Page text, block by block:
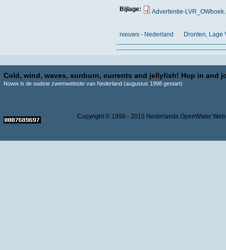
Bijlage: Advertentie-
nieuws - Nederland Dronten, Lage
Cold, wind, waves, sunburn, currents and jellyfish! Hop in and
Noww is de oudste zwemwebsite van Nederland (augustus 1998 gestart)
Copyright © 1998 - 2015 Nederlands OpenWater